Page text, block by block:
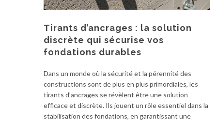
Tirants d’ancrages : la solution
discrète qui sécurise vos
fondations durables
Dans un monde où la sécurité et la pérennité des
constructions sont de plus en plus primordiales, les
tirants d’ancrages se révèlent être une solution
efficace et discrète. Ils jouent un rôle essentiel dans la
stabilisation des fondations, en garantissant une